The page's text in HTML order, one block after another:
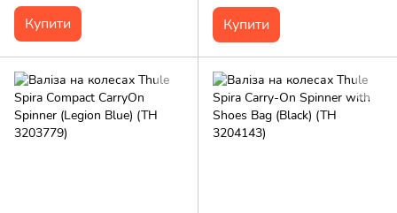
Купити Купити